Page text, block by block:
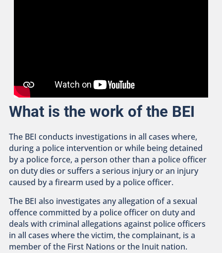
What is the work of the BEI
The BEI conducts investigations in all cases where,
during a police intervention or while being detained
by a police force, a person other than a police officer
on duty dies or suffers a serious injury or an injury
caused by a firearm used by a police officer.
The BEI also investigates any allegation of a sexual
offence committed by a police officer on duty and
deals with criminal allegations against police officers
in all cases where the victim, the complainant, is a
member of the First Nations or the Inuit nation.